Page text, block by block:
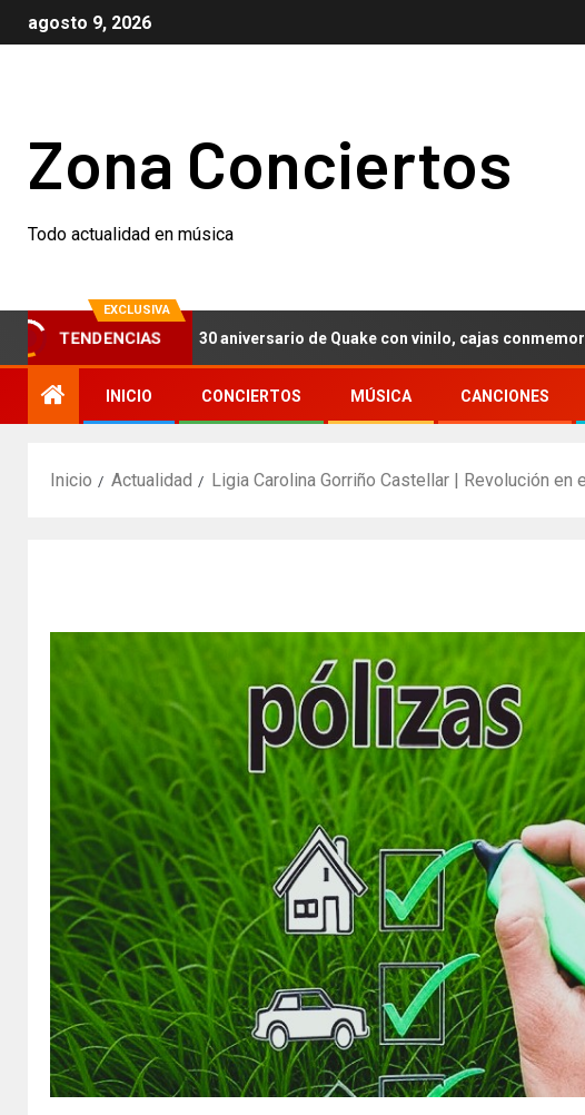
agosto 9, 2026
Zona Conciertos
Todo actualidad en música
EXCLUSIVA
TENDENCIAS
Nails celebran el 30 aniversario de Quake con vinilo, cajas conmemorativas…
INICIO CONCIERTOS MÚSICA CANCIONES
Inicio Actualidad Ligia Carolina Gorriño Castellar | Revolución